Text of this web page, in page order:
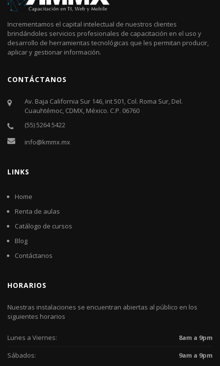
Incrementamos el capital intelectual de nuestros clientes
brindándoles servicios profesionales de capacitación en el uso y
desarrollo de herramientas tecnológicas que les permitan producir,
aplicar y gestionar información.
CONTÁCTANOS
Av. Baja California Sur 146, int 501, Col. Roma Sur, Del.
Cuauhtémoc, CDMX, México. C.P. 06760​
(55) 5264 5422
info@kmmx.mx
LINKS
Home
Renta de aulas
Catálogo de cursos
Blog
Contáctanos
HORARIOS
Nuestras instalaciones se encuentran abiertas al público en los
siguientes horarios
Lunes a Viernes:
8am a 9pm
Sábados:
9am a 9pm